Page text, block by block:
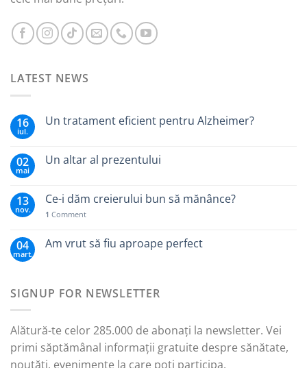
LATEST NEWS
16
iul.
Un tratament eficient pentru Alzheimer?
02
mai
Un altar al prezentului
13
nov.
Ce-i dăm creierului bun să mănânce?
1 Comment
04
mart.
Am vrut să fiu aproape perfect
SIGNUP FOR NEWSLETTER
Alătură-te celor 285.000 de abonați la newsletter. Vei
primi săptămânal informații gratuite despre sănătate,
noutăți, evenimente la care poți participa.